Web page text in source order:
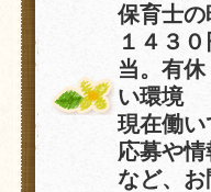
保育士の
１４３
当。有
い環境
現在働
応募や
など、